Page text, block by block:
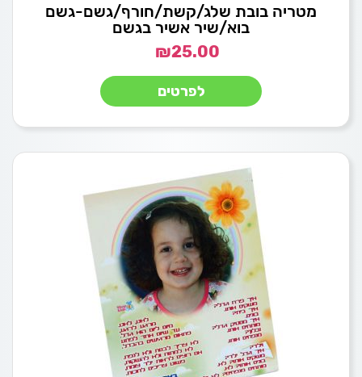
מטריה בובת שלג/קשת/חורף/גשם-גשם
בוא/שיר אשיר בגשם
₪25.00
לפרטים